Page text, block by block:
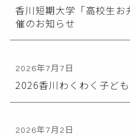
香川短期大学「高校生
催のお知らせ
2026年7月7日
2026香川わくわく子ど
2026年7月2日